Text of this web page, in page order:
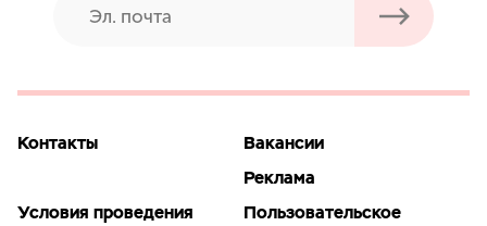
Контакты
Вакансии
Реклама
Условия проведения
Пользовательское